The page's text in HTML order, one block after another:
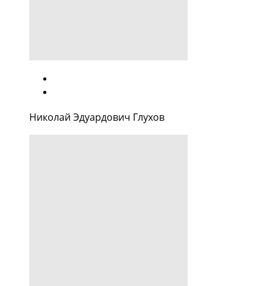
Николай Эдуардович Глухов